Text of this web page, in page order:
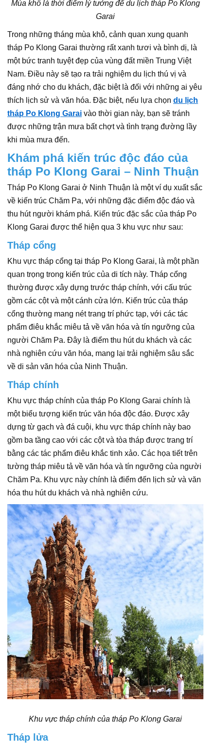
Mùa khô là thời điểm lý tưởng để du lịch tháp Po Klong
Garai
Trong những tháng mùa khô, cảnh quan xung quanh
tháp Po Klong Garai thường rất xanh tươi và bình dị, là
một bức tranh tuyệt đẹp của vùng đất miền Trung Việt
Nam. Điều này sẽ tạo ra trải nghiệm du lịch thú vị và
đáng nhớ cho du khách, đặc biệt là đối với những ai yêu
thích lịch sử và văn hóa. Đặc biệt, nếu lựa chọn du lịch
tháp Po Klong Garai vào thời gian này, bạn sẽ tránh
được những trận mưa bất chợt và tình trạng đường lầy
khi mùa mưa đến.
Khám phá kiến trúc độc đáo của
tháp Po Klong Garai – Ninh Thuận
Tháp Po Klong Garai ở Ninh Thuận là một ví dụ xuất sắc
về kiến trúc Chăm Pa, với những đặc điểm độc đáo và
thu hút người khám phá. Kiến trúc đặc sắc của tháp Po
Klong Garai được thể hiện qua 3 khu vực như sau:
Tháp cổng
Khu vực tháp cổng tại tháp Po Klong Garai, là một phần
quan trọng trong kiến trúc của di tích này. Tháp cổng
thường được xây dựng trước tháp chính, với cấu trúc
gồm các cột và một cánh cửa lớn. Kiến trúc của tháp
cổng thường mang nét trang trí phức tạp, với các tác
phẩm điêu khắc miêu tả về văn hóa và tín ngưỡng của
người Chăm Pa. Đây là điểm thu hút du khách và các
nhà nghiên cứu văn hóa, mang lại trải nghiệm sâu sắc
về di sản văn hóa của Ninh Thuận.
Tháp chính
Khu vực tháp chính của tháp Po Klong Garai chính là
một biểu tượng kiến trúc văn hóa độc đáo. Được xây
dựng từ gạch và đá cuội, khu vực tháp chính này bao
gồm ba tầng cao với các cột và tòa tháp được trang trí
bằng các tác phẩm điêu khắc tinh xảo. Các họa tiết trên
tường tháp miêu tả về văn hóa và tín ngưỡng của người
Chăm Pa. Khu vực này chính là điểm đến lịch sử và văn
hóa thu hút du khách và nhà nghiên cứu.
Khu vực tháp chính của tháp Po Klong Garai
Tháp lửa